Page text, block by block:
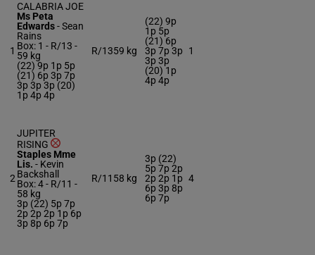
1
CALABRIA JOE
Ms Peta
Edwards-Sean
Rains
Box: 1 - R/13 -
59 kg
(22) 9p 1p 5p
(21) 6p 3p 7p
3p 3p 3p (20)
1p 4p 4p
R/1359 kg
(22) 9p
1p 5p
(21) 6p
3p 7p 3p
3p 3p
(20) 1p
4p 4p
1
2
JUPITER
RISING
Staples Mme
Lis. - Kevin
Backshall
Box: 4 - R/11 -
58 kg
3p (22) 5p 7p
2p 2p 2p 1p 6p
3p 8p 6p 7p
R/11 58 kg
3p (22)
5p 7p 2p
2p 2p 1p
6p 3p 8p
6p 7p
4